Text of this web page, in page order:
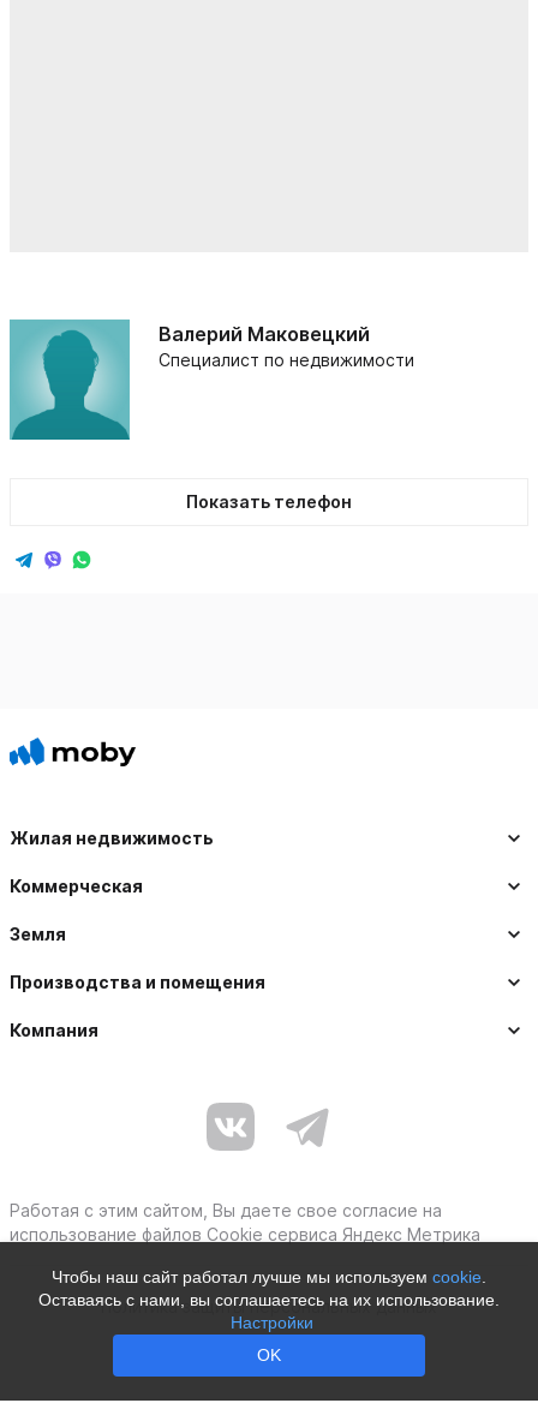
Чтобы наш сайт работал лучше мы используем cookie
Оставаясь с нами, вы соглашаетесь на их использование.
Настройки
OK
Валерий Маковецкий
Специалист по недвижимости
Показать телефон
Жилая недвижимость
Коммерческая
Земля
Производства и помещения
Компания
Работая с этим сайтом, Вы даете свое согласие на
использование файлов Cookie сервиса Яндекс Метрика
Политика защиты персональных данных
Moby © 2012–2026